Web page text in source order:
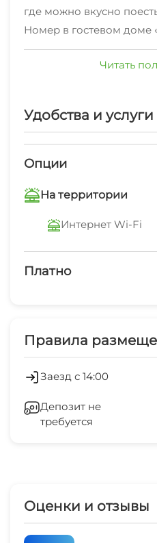
где можно вкусно
Номер в гостевом доме
«Двухместный номер с
кроватями или 1
отъезд до 12:00
Читать
Удобства и услуги
Опции
На территории
Интернет Wi-Fi
Платно
Правила
Заезд с 14:00
Депозит не
требуется
Оценки и отзывы